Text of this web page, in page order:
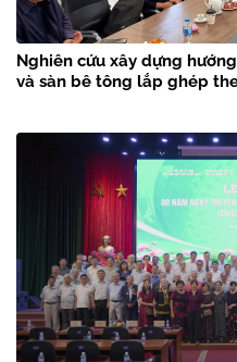
Nghiên cứu xây dựng
và sàn bê tông lắp ghép